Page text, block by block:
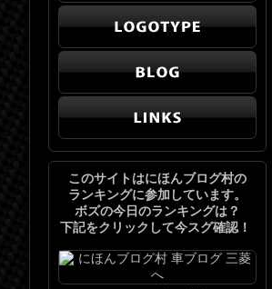
このサイトはにほんブログ村の
ランキングに参加しています。
ボズの今日のランキングは？
下記をクリックして今スグ確認！